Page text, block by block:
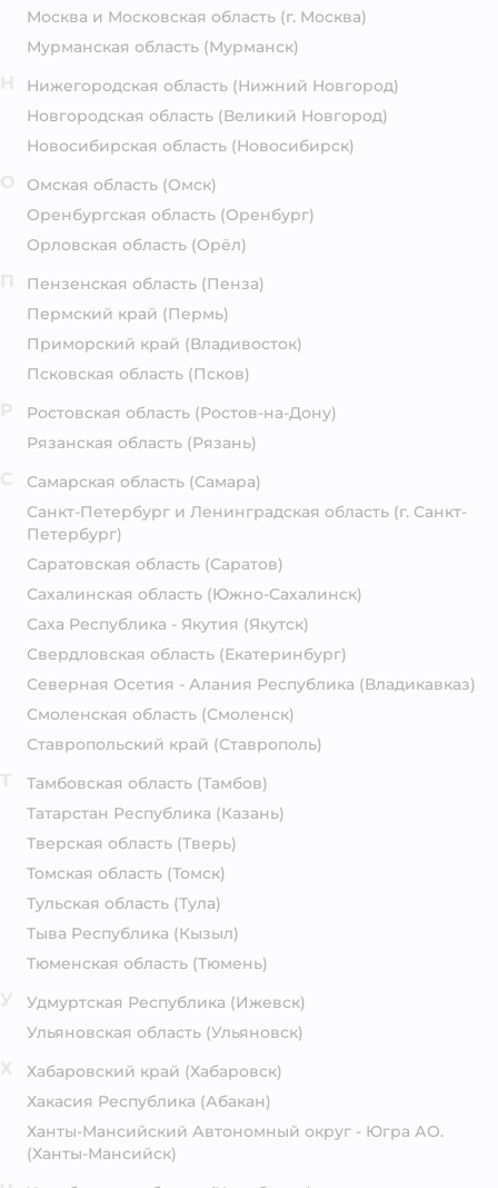
Москва и Московская область (г. Москва)
Мурманская область (Мурманск)
Нижегородская область (Нижний Новгород)
Новгородская область (Великий Новгород)
Новосибирская область (Новосибирск)
Омская область (Омск)
Оренбургская область (Оренбург)
Орловская область (Орёл)
Пензенская область (Пенза)
Пермский край (Пермь)
Приморский край (Владивосток)
Псковская область (Псков)
Ростовская область (Ростов-на-Дону)
Рязанская область (Рязань)
Самарская область (Самара)
Санкт-Петербург и Ленинградская область (г. Санкт-
Петербург)
Саратовская область (Саратов)
Сахалинская область (Южно-Сахалинск)
Саха Республика - Якутия (Якутск)
Свердловская область (Екатеринбург)
Северная Осетия - Алания Республика (Владикавказ)
Смоленская область (Смоленск)
Ставропольский край (Ставрополь)
Тамбовская область (Тамбов)
Татарстан Республика (Казань)
Тверская область (Тверь)
Томская область (Томск)
Тульская область (Тула)
Тыва Республика (Кызыл)
Тюменская область (Тюмень)
Удмуртская Республика (Ижевск)
Ульяновская область (Ульяновск)
Хабаровский край (Хабаровск)
Хакасия Республика (Абакан)
Ханты-Мансийский Автономный округ - Югра АО.
(Ханты-Мансийск)